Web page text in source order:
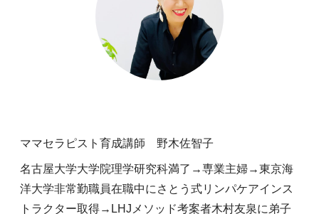
ママセラピスト育成講師 野木佐智子
名古屋大学大学院理学研究科満了→専業主婦→東京海
洋大学非常勤職員在職中にさとう式リンパケアインス
トラクター取得→LHJメソッド考案者木村友泉に弟子